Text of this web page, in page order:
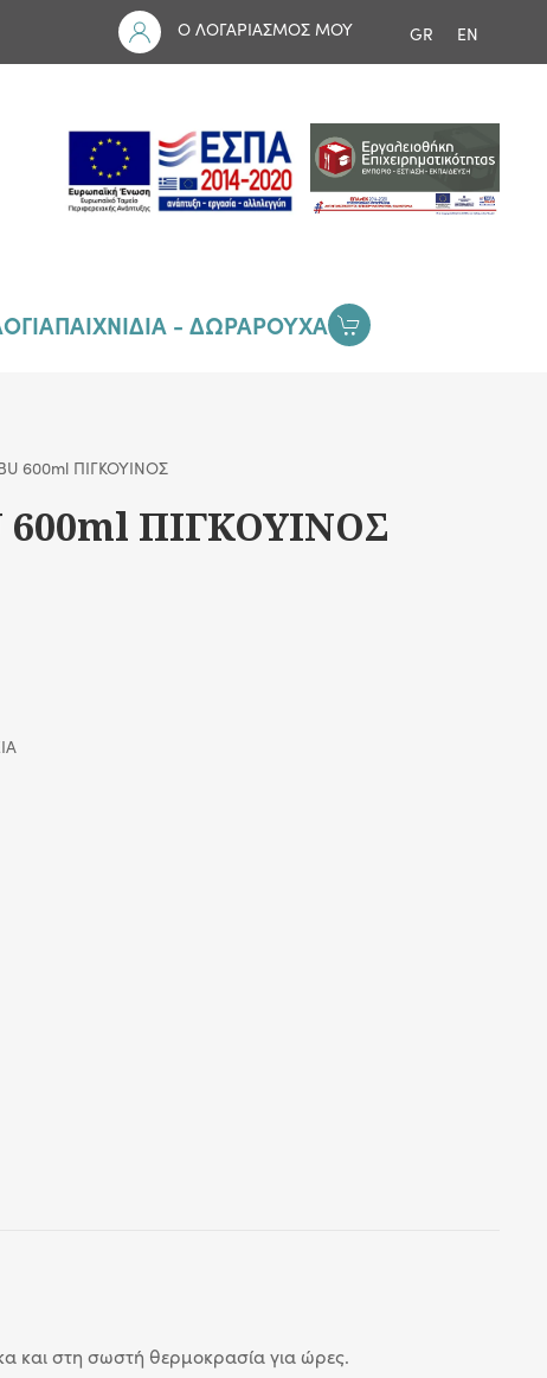
Ο ΛΟΓΑΡΙΑΣΜΟΣ ΜΟΥ GR EN
ΠΑΙΧΝΙΔΙΑ - ΔΩΡΑΡΟΥΧΑ
600ml ΠΙΓΚΟΥΙΝΟΣ
ΠΙΓΚΟΥΙΝΟΣ
και στη σωστή θερμοκρασία για ώρες.